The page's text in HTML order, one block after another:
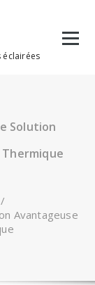
Solution
Avantageuse